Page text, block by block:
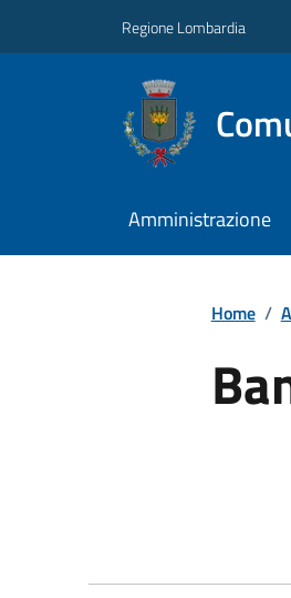
Regione Lombardia
Amministrazione
Home /